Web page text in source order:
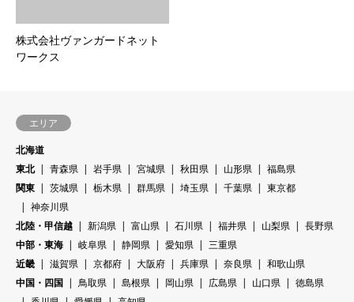
株式会社ヴァンガードネット
ワークス
エリア
北海道
東北
青森県 岩手県 宮城県 秋田県 山形県
福島県
関東
茨城県 栃木県 群馬県 埼玉県 千葉県
東京都
神奈川県
北陸・甲信越
新潟県 富山県 石川県 福井県 山梨県
長野県
中部・東海
岐阜県 静岡県 愛知県
三重県
近畿
滋賀県 京都府 大阪府 兵庫県 奈良県
和歌山県
中国・四国
鳥取県 島根県 岡山県 広島県 山口県
徳島県